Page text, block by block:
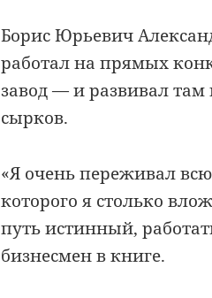
Борис Юрьевич
работал на прямых
завод — и развивал
сырков.
«Я очень переживал
которого я столько
путь истинный,
бизнесмен в книге.